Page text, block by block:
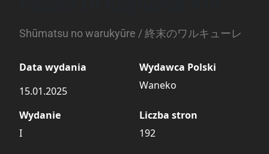
Shūmatsu no warukyūre / 終末のワルキューレ
Data wydania
15.01.2025
Wydawca Polski
Waneko
Wydanie
I
Liczba stron
192